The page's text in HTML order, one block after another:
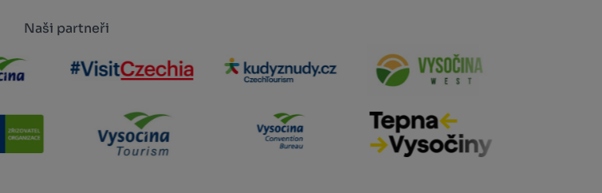
Naši partneři